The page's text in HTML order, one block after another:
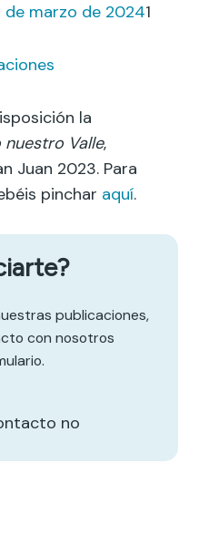
de marzo de 20241
la
nuestro Valle,
Juan 2023. Para
pinchar aquí.
publicaciones,
con nosotros
no